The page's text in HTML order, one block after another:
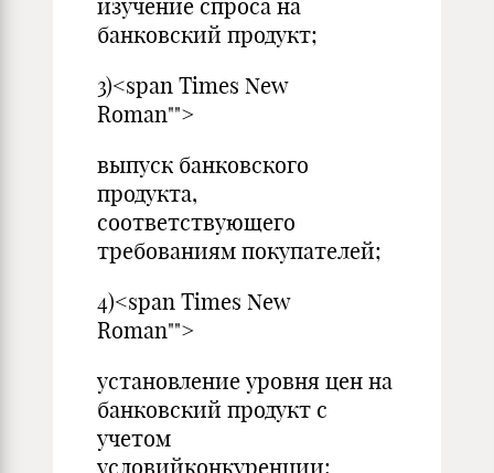
изучение спроса на
банковский продукт;
3)<span Times New
Roman"">
выпуск банковского
продукта,
соответствующего
требованиям покупателей;
4)<span Times New
Roman"">
установление уровня цен на
банковский продукт с
учетом
условийконкуренции;